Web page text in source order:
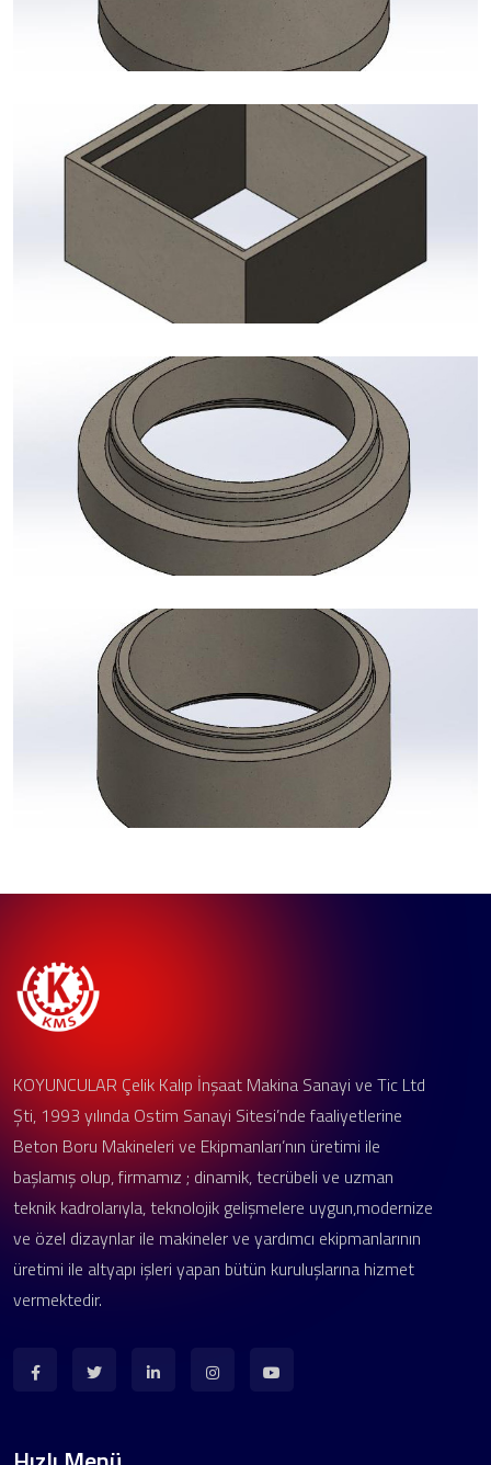
KOYUNCULAR Çelik Kalıp İnşaat Makina Sanayi ve Tic Ltd
Şti, 1993 yılında Ostim Sanayi Sitesi’nde faaliyetlerine
Beton Boru Makineleri ve Ekipmanları’nın üretimi ile
başlamış olup, firmamız ; dinamik, tecrübeli ve uzman
teknik kadrolarıyla, teknolojik gelişmelere uygun,modernize
ve özel dizaynlar ile makineler ve yardımcı ekipmanlarının
üretimi ile altyapı işleri yapan bütün kuruluşlarına hizmet
vermektedir.